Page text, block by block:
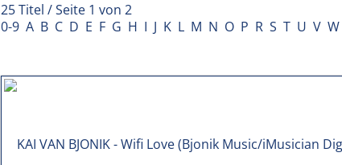
25 Titel / Seite 1 von 2
0-9 A B C D E F G H I J K L M N O P R S T U V W